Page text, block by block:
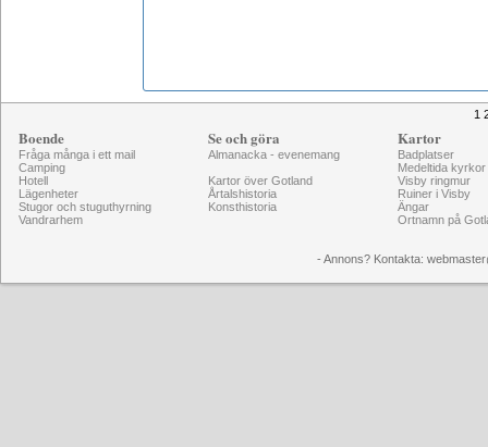
1
Boende
Fråga många i ett mail
Camping
Hotell
Lägenheter
Stugor och stuguthyrning
Vandrarhem
Se och göra
Almanacka - evenemang
Kartor över Gotland
Årtalshistoria
Konsthistoria
Kartor
Badplatser
Medeltida kyrkor
Visby ringmur
Ruiner i Visby
Ängar
Ortnamn på
- Annons? Kontakta: